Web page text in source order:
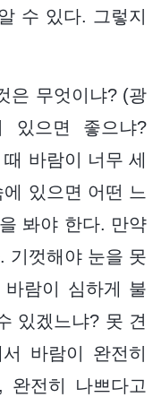
수 있다. 그렇지
은 무엇이냐? (광
있으면 좋으냐?
바람이 너무 세
있으면 어떤 느
봐야 한다. 만약
기껏해야 눈을 못
람이 심하게 불
있겠느냐? 못 견
바람이 완전히
완전히 나쁘다고